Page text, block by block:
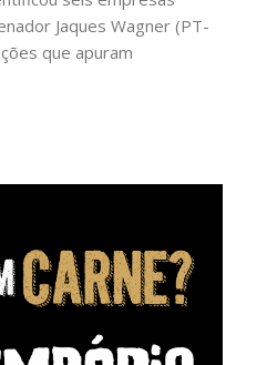
Jaques Wagner (PT-
que apuram